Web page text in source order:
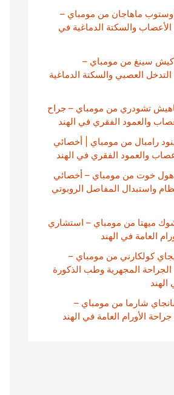
ماهاجان من مومباي –
والسكتة الدماغية في
سينغ من مومباي –
العصبي والسكتة الدماغية
تشودري من مومباي – جراح
والعمود الفقري في الهند
رامبال من مومباي | أخصائي
والعمود الفقري في الهند
خوت من مومباي – أخصائي
واستبدال المفاصل الروبوتي
ميهتا من مومباي – استشاري
العامة في الهند
كولكارني من مومباي –
المجهرية وطب الذكورة
الهند
شارما من مومباي –
الأورام العامة في الهند